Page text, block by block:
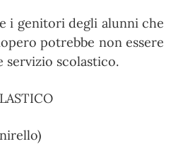
i genitori degli alunni che
potrebbe non essere
servizio scolastico.